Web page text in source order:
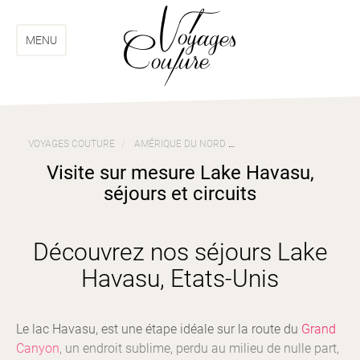
menu
contenuMENU
VOYAGES COUTURE AMÉRIQUE DU NORD
Visite sur mesure Lake Havasu,
séjours et circuits
Découvrez nos séjours Lake
Havasu, Etats-Unis
Le lac Havasu, est une étape idéale sur la route du Grand
Canyon, un endroit sublime, perdu au milieu de nulle part,